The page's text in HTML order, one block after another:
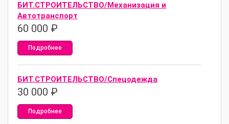
БИТ.СТРОИТЕЛЬСТВО/Механизация и
Автотранспорт
60 000 ₽
Подробнее
БИТ.СТРОИТЕЛЬСТВО/Спецодежда
30 000 ₽
Подробнее